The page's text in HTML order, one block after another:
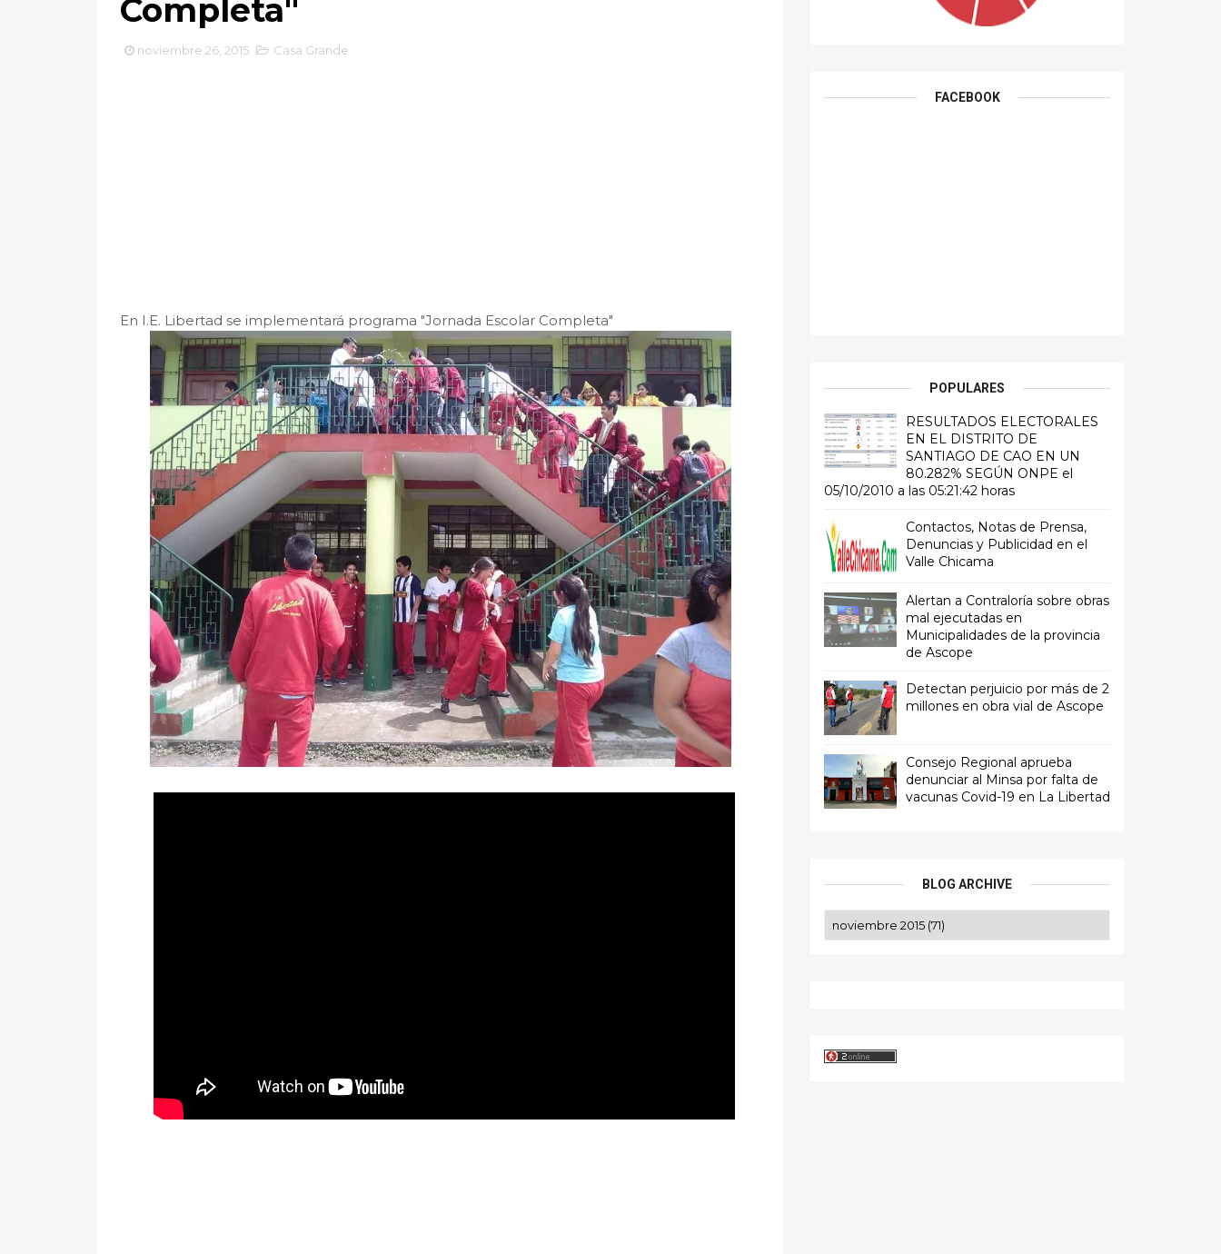
Completa"
noviembre 26, 2015 Casa Grande
En I.E. Libertad se implementará programa "Jornada Escolar Completa"
FACEBOOK
POPULARES
RESULTADOS ELECTORALES
EN EL DISTRITO DE
SANTIAGO DE CAO EN UN
80.282% SEGÚN ONPE el
05/10/2010 a las 05:21:42 horas
Contactos, Notas de Prensa,
Denuncias y Publicidad en el
Valle Chicama
Alertan a Contraloría sobre obras
mal ejecutadas en
Municipalidades de la provincia
de Ascope
Detectan perjuicio por más de 2
millones en obra vial de Ascope
Consejo Regional aprueba
denunciar al Minsa por falta de
vacunas Covid-19 en La Libertad
BLOG ARCHIVE